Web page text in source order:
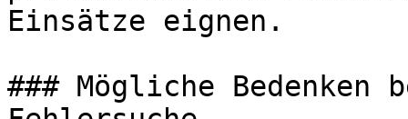
Einsätze eignen.
### Mögliche Bedenken